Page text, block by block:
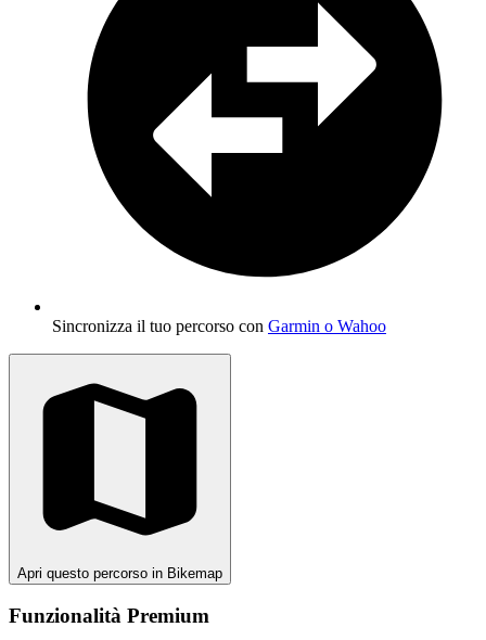
Sincronizza il tuo percorso con Garmin o Wahoo
Apri questo percorso in Bikemap
Funzionalità Premium